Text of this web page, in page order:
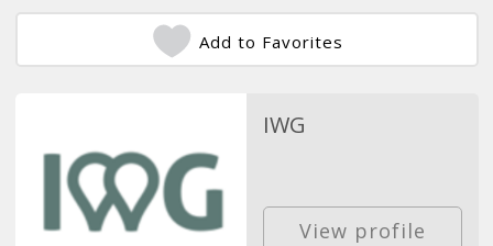
Add to Favorites
IWG
View profile